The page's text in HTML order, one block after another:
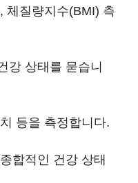
체질량지수(BMI) 측
강 상태를 묻습니
등을 측정합니다.
합적인 건강 상태